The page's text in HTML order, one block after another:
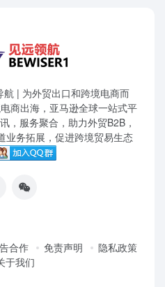
航 | 为外贸出口和跨境电商而
商出海，亚马逊全球一站式平
，服务聚合，助力外贸B2B，
业务拓展，促进跨境贸易生态
合作 免责声明
隐私政策
于我们